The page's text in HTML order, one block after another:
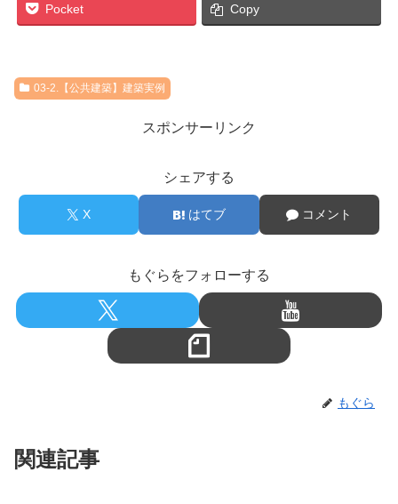
Pocket Copy
03-2.【公共建築】建築実例
スポンサーリンク
シェアする
X はてブ コメント
もぐらをフォローする
もぐら
関連記事